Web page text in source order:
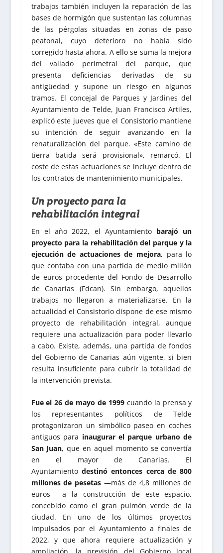
trabajos también incluyen la reparación de las
bases de hormigón que sustentan las columnas
de las pérgolas situadas en zonas de paso
peatonal, cuyo deterioro no había sido
corregido hasta ahora. A ello se suma la mejora
del vallado perimetral del parque, que
presenta deficiencias derivadas de su
antigüedad y supone un riesgo en algunos
tramos. El concejal de Parques y Jardines del
Ayuntamiento de Telde, Juan Francisco Artiles,
explicó este jueves que el Consistorio mantiene
su intención de seguir avanzando en la
renaturalización del parque. «Este camino de
tierra batida será provisional», remarcó. El
coste de estas actuaciones se incluye dentro de
los contratos de mantenimiento municipales.
Un proyecto para la
rehabilitación integral
En el año 2022, el Ayuntamiento barajó un
proyecto para la rehabilitación del parque y la
ejecución de actuaciones de mejora, para lo
que contaba con una partida de medio millón
de euros procedente del Fondo de Desarrollo
de Canarias (Fdcan). Sin embargo, aquellos
trabajos no llegaron a materializarse. En la
actualidad el Consistorio dispone de ese mismo
proyecto de rehabilitación integral, aunque
requiere una actualización para poder llevarlo
a cabo. Existe, además, una partida de fondos
del Gobierno de Canarias aún vigente, si bien
resulta insuficiente para cubrir la totalidad de
la intervención prevista.
Fue el 26 de mayo de 1999cuando la prensa y
los representantes políticos de Telde
protagonizaron un simbólico paseo en coches
antiguos para inaugurar el parque urbano de
San Juan, que en aquel momento se convertía
en el mayor de Canarias. El
Ayuntamiento destinó entonces cerca de 800
millones de pesetas —más de 4,8 millones de
euros— a la construcción de este espacio,
concebido como el gran pulmón verde de la
ciudad. En uno de los últimos proyectos
impulsados por el Ayuntamiento a finales de
2022, y que ahora requiere actualización y